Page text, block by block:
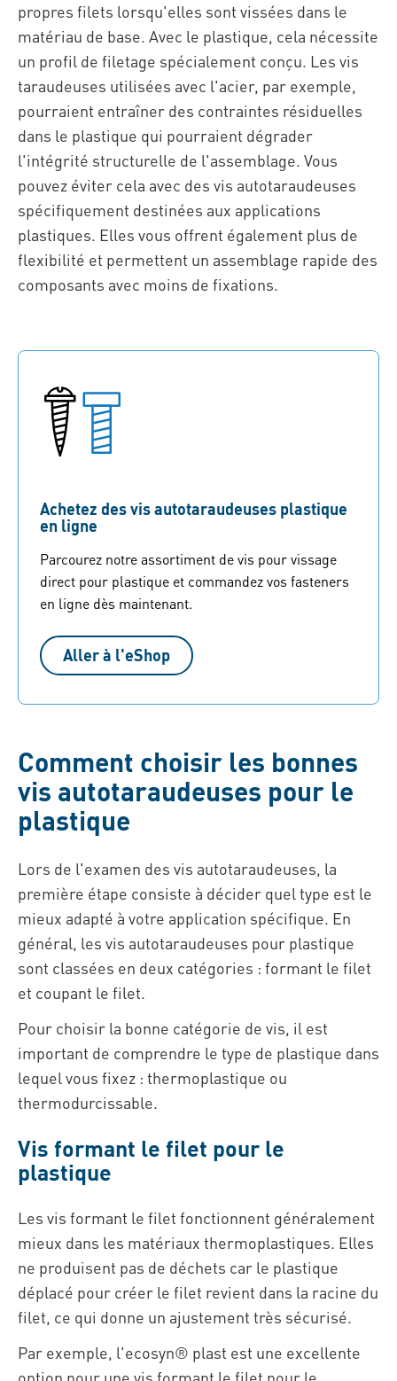
propres filets lorsqu'elles sont vissées dans le
matériau de base. Avec le plastique, cela nécessite
un profil de filetage spécialement conçu. Les vis
taraudeuses utilisées avec l'acier, par exemple,
pourraient entraîner des contraintes résiduelles
dans le plastique qui pourraient dégrader
l'intégrité structurelle de l'assemblage. Vous
pouvez éviter cela avec des vis autotaraudeuses
spécifiquement destinées aux applications
plastiques. Elles vous offrent également plus de
flexibilité et permettent un assemblage rapide des
composants avec moins de fixations.
Achetez des vis autotaraudeuses plastique
en ligne
Parcourez notre assortiment de vis pour vissage
direct pour plastique et commandez vos fasteners
en ligne dès maintenant.
Aller à l'eShop
Comment choisir les bonnes
vis autotaraudeuses pour le
plastique
Lors de l'examen des vis autotaraudeuses, la
première étape consiste à décider quel type est le
mieux adapté à votre application spécifique. En
général, les vis autotaraudeuses pour plastique
sont classées en deux catégories : formant le filet
et coupant le filet.
Pour choisir la bonne catégorie de vis, il est
important de comprendre le type de plastique dans
lequel vous fixez : thermoplastique ou
thermodurcissable.
Vis formant le filet pour le
plastique
Les vis formant le filet fonctionnent généralement
mieux dans les matériaux thermoplastiques. Elles
ne produisent pas de déchets car le plastique
déplacé pour créer le filet revient dans la racine du
filet, ce qui donne un ajustement très sécurisé.
Par exemple, l'ecosyn® plast est une excellente